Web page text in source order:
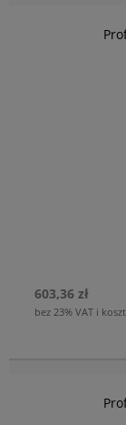
603,36 zł
bez 23% VAT i